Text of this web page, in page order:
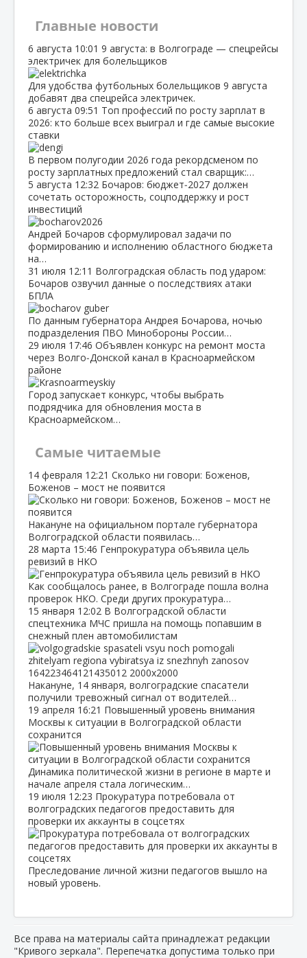
Главные новости
6 августа 10:01 9 августа: в Волгограде — спецрейсы
электричек для болельщиков
Для удобства футбольных болельщиков 9 августа
добавят два спецрейса электричек.
6 августа 09:51 Топ профессий по росту зарплат в
2026: кто больше всех выиграл и где самые высокие
ставки
В первом полугодии 2026 года рекордсменом по
росту зарплатных предложений стал сварщик:…
5 августа 12:32 Бочаров: бюджет‑2027 должен
сочетать осторожность, соцподдержку и рост
инвестиций
Андрей Бочаров сформулировал задачи по
формированию и исполнению областного бюджета
на…
31 июля 12:11 Волгоградская область под ударом:
Бочаров озвучил данные о последствиях атаки
БПЛА
По данным губернатора Андрея Бочарова, ночью
подразделения ПВО Минобороны России…
29 июля 17:46 Объявлен конкурс на ремонт моста
через Волго‑Донской канал в Красноармейском
районе
Город запускает конкурс, чтобы выбрать
подрядчика для обновления моста в
Красноармейском…
Самые читаемые
14 февраля 12:21 Сколько ни говори: Боженов,
Боженов – мост не появится
Накануне на официальном портале губернатора
Волгоградской области появилась…
28 марта 15:46 Генпрокуратура объявила цель
ревизий в НКО
Как сообщалось ранее, в Волгограде пошла волна
проверок НКО. Среди других прокуратура…
15 января 12:02 В Волгоградской области
спецтехника МЧС пришла на помощь попавшим в
снежный плен автомобилистам
Накануне, 14 января, волгоградские спасатели
получили тревожный сигнал от водителей…
19 апреля 16:21 Повышенный уровень внимания
Москвы к ситуации в Волгоградской области
сохранится
Динамика политической жизни в регионе в марте и
начале апреля стала логическим…
19 июля 12:23 Прокуратура потребовала от
волгоградских педагогов предоставить для
проверки их аккаунты в соцсетях
Преследование личной жизни педагогов вышло на
новый уровень.
Все права на материалы сайта принадлежат редакции
"Кривого зеркала". Перепечатка допустима только при